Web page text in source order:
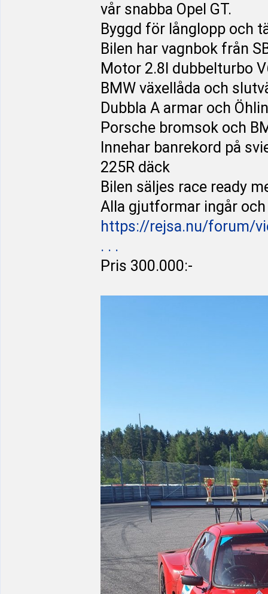
vår snabba Opel GT.
Byggd för långlopp och
Bilen har vagnbok från
Motor 2.8l dubbelturbo
BMW växellåda och
Dubbla A armar och
Porsche bromsok och
Innehar banrekord på
225R däck
Bilen säljes race ready
Alla gjutformar ingår och
https://rejsa.nu/forum/
. . .
Pris 300.000:-